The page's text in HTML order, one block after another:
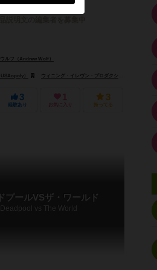
ルフ（Andrew Wolf）
）
ウィニング・イレヴン・プロダクション（Winning Eleven Productions）
3
経験あり
1
お気に入り
3
持ってる
プールVSザ・ワールド
Deadpool vs The World